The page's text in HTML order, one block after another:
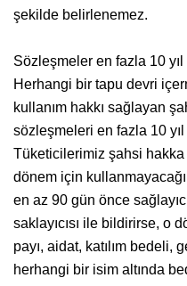
şekilde belirlenemez.
Sözleşmeler en fazla 10
Herhangi bir tapu devri
kullanım hakkı sağlayan
sözleşmeleri en fazla 10
Tüketicilerimiz şahsi
dönem için
en az 90 gün önce
saklayıcısı ile bildirirse, o
payı, aidat, katılım bedeli,
herhangi bir isim altında